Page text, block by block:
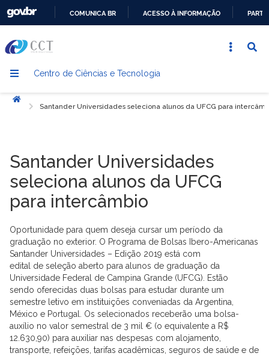
CONTEÚDO
COMUNICA BR ACESSO À INFORMAÇÃO
Centro de Ciências e Tecnologia
Início
Santander Universidades seleciona alunos da UFCG para
Santander Universidades
seleciona alunos da UFCG
para intercâmbio
Oportunidade para quem deseja cursar um período da
graduação no exterior. O Programa de Bolsas Ibero-Americanas
Santander Universidades – Edição 2019 está com
edital de seleção aberto para alunos de graduação da
Universidade Federal de Campina Grande (UFCG). Estão
sendo oferecidas duas bolsas para estudar durante um
semestre letivo em instituições conveniadas da Argentina,
México e Portugal. Os selecionados receberão uma bolsa-
auxílio no valor semestral de 3 mil € (o equivalente a R$
12.630,90) para auxiliar nas despesas com alojamento,
transporte, refeições, tarifas acadêmicas, seguros de saúde e de